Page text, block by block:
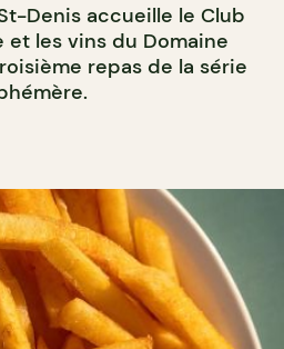
Denis accueille le Club
et les vins du Domaine
repas de la série